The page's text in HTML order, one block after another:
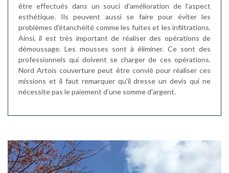
être effectués dans un souci d'amélioration de l'aspect
esthétique. Ils peuvent aussi se faire pour éviter les
problèmes d'étanchéité comme les fuites et les infiltrations.
Ainsi, il est très important de réaliser des opérations de
démoussage. Les mousses sont à éliminer. Ce sont des
professionnels qui doivent se charger de ces opérations.
Nord Artois couverture peut être convié pour réaliser ces
missions et il faut remarquer qu'il dresse un devis qui ne
nécessite pas le paiement d'une somme d'argent.